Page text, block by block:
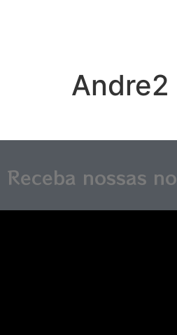
Andre2
Receba nossas